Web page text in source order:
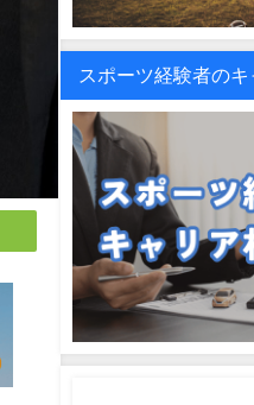
スポーツ経験者の